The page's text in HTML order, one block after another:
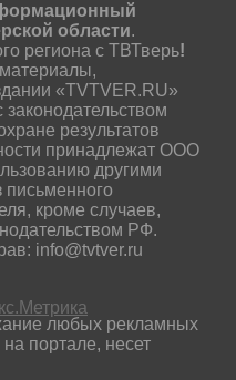
области.
региона с ТВТверь!
«TVTVER.RU»
законодательством
результатов
принадлежат ООО
другими
кроме случаев,
РФ.
info@tvtver.ru
любых рекламных
портале, несет